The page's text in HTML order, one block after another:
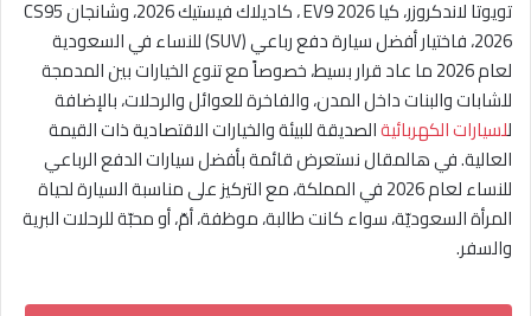
تويوتا لاندكروزر، كيا EV9 2026 ، كاديلاك فيستيك 2026، وشانجان CS95
2026، فاختيار أفضل سيارة دفع رباعي (SUV) للنساء في السعودية
لعام 2026 ما عاد قرار بسيط، خصوصاً مع تنوع الخيارات بين المدمجة
للشابات والبنات داخل المدن، والفاخرة للعوائل والرحلات، بالإضافة
للسيارات الكهربائيةالصديقة للبيئة والخيارات الاقتصادية ذات القيمة
العالية. في هالمقال نستعرض قائمة بأفضل سيارات الدفع الرباعي
للنساء لعام 2026 في المملكة، مع التركيز على مناسبة السيارة لحياة
المرأة السعوديّة، سواء كانت طالبة، موظفة، أمّ، أو محبّة للرحلات البرية
والسفر.